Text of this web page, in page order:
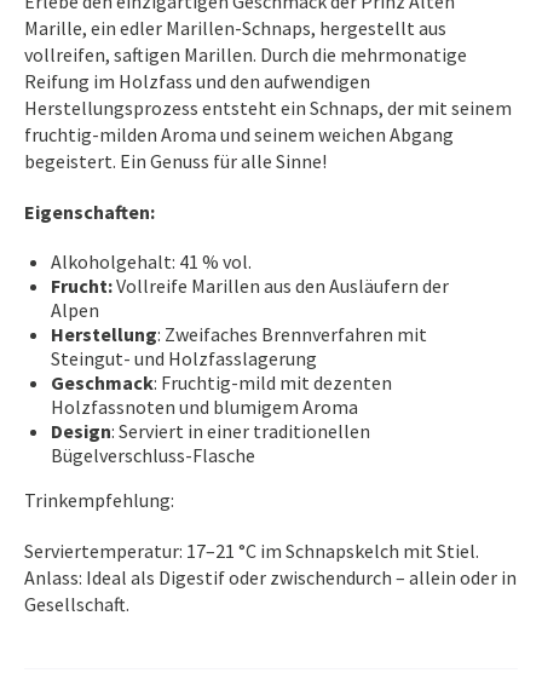
Marille, ein edler Marillen-Schnaps, hergestellt aus
vollreifen, saftigen Marillen. Durch die mehrmonatige
Reifung im Holzfass und den aufwendigen
Herstellungsprozess entsteht ein Schnaps, der mit seinem
fruchtig-milden Aroma und seinem weichen Abgang
begeistert. Ein Genuss für alle Sinne!
Eigenschaften:
Alkoholgehalt: 41 % vol.
Frucht:Vollreife Marillen aus den Ausläufern der
Alpen
Herstellung: Zweifaches Brennverfahren mit
Steingut- und Holzfasslagerung
Geschmack: Fruchtig-mild mit dezenten
Holzfassnoten und blumigem Aroma
Design: Serviert in einer traditionellen
Bügelverschluss-Flasche
Trinkempfehlung:
Serviertemperatur: 17–21 °C im Schnapskelch mit Stiel.
Anlass: Ideal als Digestif oder zwischendurch – allein oder in
Gesellschaft.